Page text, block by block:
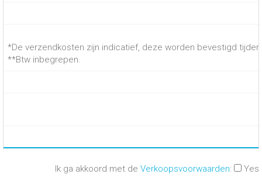
*De verzendkosten zijn indicatief, deze worden bevestigd
**Btw inbegrepen.
Ik ga akkoord met de Verkoopsvoorwaarden: Yes